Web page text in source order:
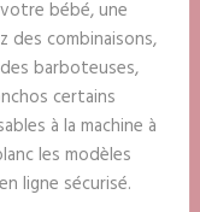
bébé, une
des combinaisons,
barboteuses,
certains
à la machine à
les modèles
ligne sécurisé.